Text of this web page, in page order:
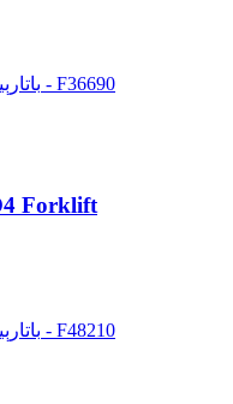
Forklift